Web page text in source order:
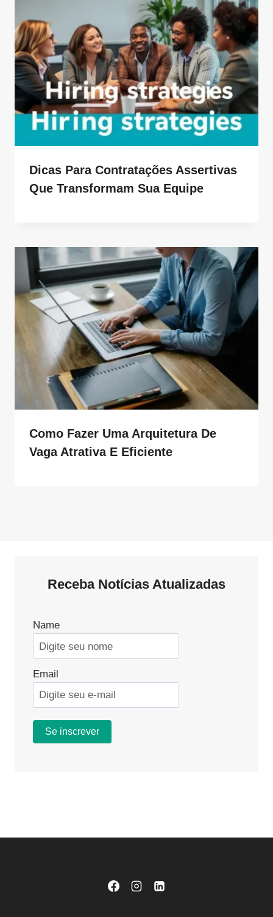
Dicas Para Contratações Assertivas
Que Transformam Sua Equipe
Como Fazer Uma Arquitetura De
Vaga Atrativa E Eficiente
Receba Notícias Atualizadas
Name
Email